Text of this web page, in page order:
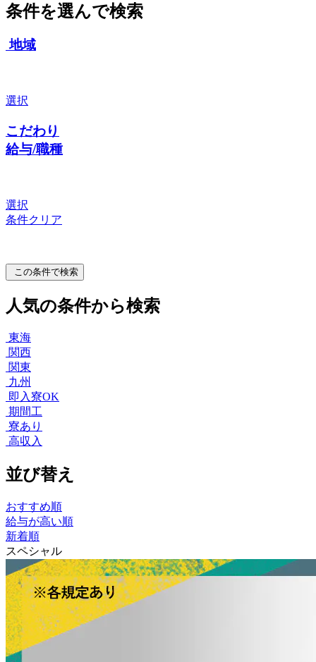
条件を選んで検索
地域
選択
こだわり
給与/職種
選択
条件クリア
この条件で検索
人気の条件から検索
東海
関西
関東
九州
即入寮OK
期間工
寮あり
高収入
並び替え
おすすめ順
給与が高い順
新着順
スペシャル